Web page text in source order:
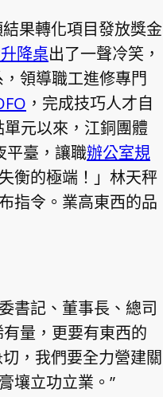
果轉化項目發放獎金
降桌出了一聲冷笑，
領導職工進修專門
，完成技巧人才自
元以來，江銅團體
平臺，讓職辦公室規
衡的極端！」林天秤
指令。業高東西的品
書記、董事長、總司
量，更要有東西的
，我們要全力營建關
壤立功立業。”